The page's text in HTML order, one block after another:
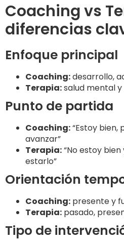
Coaching vs
diferencias
Enfoque principal
Coaching:desarrollo,
Terapia:salud mental
Punto de partida
Coaching:“Estoy bien,
avanzar”
Terapia:“No estoy
estarlo”
Orientación
Coaching: presente y
Terapia: pasado,
Tipo de